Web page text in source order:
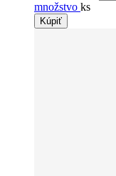
množstvo ks
Kúpiť